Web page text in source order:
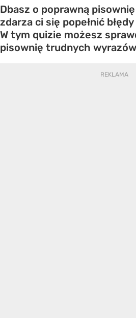
Dbasz o poprawną
zdarza ci się popełnić
W tym quizie możesz
pisownię trudnych